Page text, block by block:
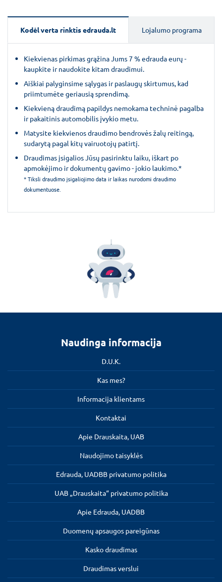
Kodėl verta rinktis edrauda.lt Lojalumo programa
Kiekvienas pirkimas grąžina Jums 7 % edrauda eurų -
kaupkite ir naudokite kitam draudimui.
Aiškiai palyginsime sąlygas ir paslaugų skirtumus, kad
priimtumėte geriausią sprendimą.
Kiekvieną draudimą papildys nemokama techninė pagalba
ir pakaitinis automobilis įvykio metu.
Matysite kiekvienos draudimo bendrovės žalų reitingą,
sudarytą pagal kitų vairuotojų patirtį.
Draudimas įsigalios Jūsų pasirinktu laiku, iškart po
apmokėjimo ir dokumentų gavimo - jokio laukimo.*
* Tiksli draudimo įsigaliojimo data ir laikas nurodomi draudimo
dokumentuose.
Naudinga informacija
D.U.K.
Kas mes?
Informacija klientams
Kontaktai
Apie Drauskaita, UAB
Naudojimo taisyklės
Edrauda, UADBB privatumo politika
UAB „Drauskaita“ privatumo politika
Apie Edrauda, UADBB
Duomenų apsaugos pareigūnas
Kasko draudimas
Draudimas verslui